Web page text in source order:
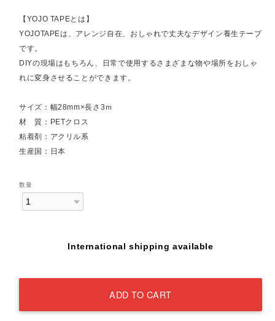
【YOJO TAPEとは】
YOJOTAPEは、アレンジ自在、おしゃれで丈夫なデザイン養生テープ
です。
DIYの現場はもちろん、日常で使用するさまざまな物や場所をおしゃ
れに変身させることができます。
サイズ：幅28mm×長さ3ｍ
材 質：PETクロス
粘着剤：アクリル系
生産国：日本
数量
International shipping available
ADD TO CART